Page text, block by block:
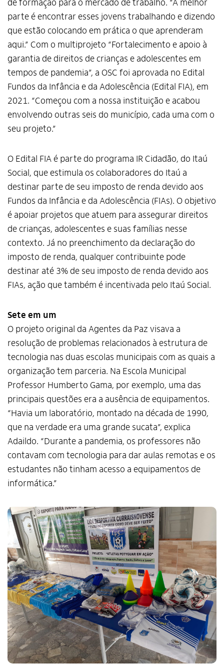
de formação para o mercado de trabalho. “A melhor
parte é encontrar esses jovens trabalhando e dizendo
que estão colocando em prática o que aprenderam
aqui.” Com o multiprojeto “Fortalecimento e apoio à
garantia de direitos de crianças e adolescentes em
tempos de pandemia”, a OSC foi aprovada no Edital
Fundos da Infância e da Adolescência (Edital FIA), em
2021. “Começou com a nossa instituição e acabou
envolvendo outras seis do município, cada uma com o
seu projeto.”
O Edital FIA é parte do programa IR Cidadão, do Itaú
Social, que estimula os colaboradores do Itaú a
destinar parte de seu imposto de renda devido aos
Fundos da Infância e da Adolescência (FIAs). O objetivo
é apoiar projetos que atuem para assegurar direitos
de crianças, adolescentes e suas famílias nesse
contexto. Já no preenchimento da declaração do
imposto de renda, qualquer contribuinte pode
destinar até 3% de seu imposto de renda devido aos
FIAs, ação que também é incentivada pelo Itaú Social.
Sete em um
O projeto original da Agentes da Paz visava a
resolução de problemas relacionados à estrutura de
tecnologia nas duas escolas municipais com as quais a
organização tem parceria. Na Escola Municipal
Professor Humberto Gama, por exemplo, uma das
principais questões era a ausência de equipamentos.
“Havia um laboratório, montado na década de 1990,
que na verdade era uma grande sucata”, explica
Adaildo. “Durante a pandemia, os professores não
contavam com tecnologia para dar aulas remotas e os
estudantes não tinham acesso a equipamentos de
informática.”